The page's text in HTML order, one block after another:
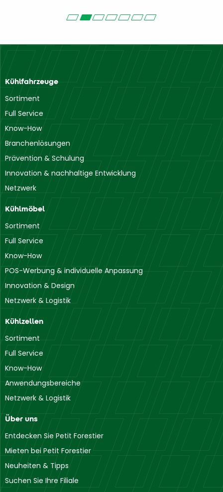
Kühlfahrzeuge
Sortiment
Full Service
Know-How
Branchenlösungen
Prävention & Schulung
Innovation & nachhaltige Entwicklung
Netzwerk
Kühlmöbel
Sortiment
Full Service
Know-How
POS-Werbung & individuelle Anpassung
Innovation & Design
Netzwerk & Logistik
Kühlzellen
Sortiment
Full Service
Know-How
Anwendungsbereiche
Netzwerk & Logistik
Über uns
Entdecken Sie Petit Forestier
Mieten bei Petit Forestier
Neuheiten & Tipps
Suchen Sie Ihre Filiale